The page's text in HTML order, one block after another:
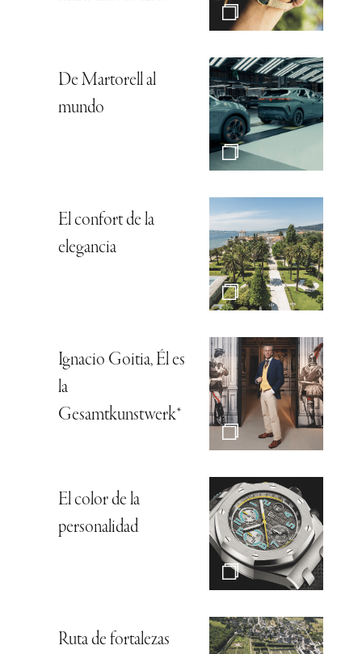
De Martorell al
mundo
El confort de la
elegancia
Ignacio Goitia, Él es
la
Gesamtkunstwerk*
El color de la
personalidad
Ruta de fortalezas